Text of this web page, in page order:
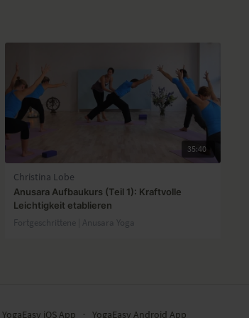
35:40
Christina Lobe
Anusara Aufbaukurs (Teil 1): Kraftvolle
Leichtigkeit etablieren
Fortgeschrittene | Anusara Yoga
YogaEasy iOS App ∙ YogaEasy Android App